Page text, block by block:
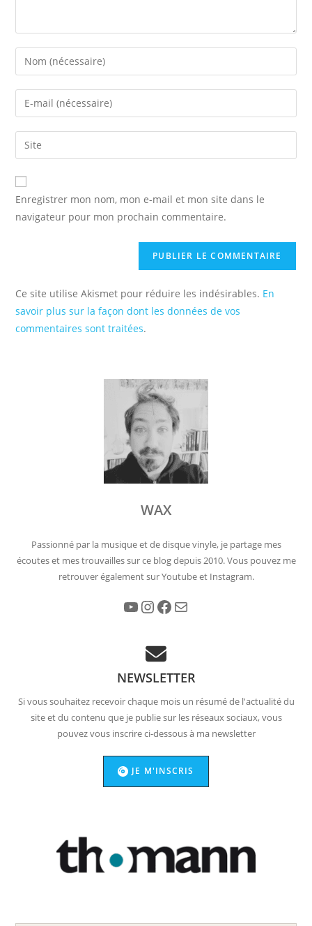
Enter
your
name
comment
Enter
your
email
address
comment
Saisir
l’URL
de
votre
(facultatif)
Enregistrer mon nom, mon e-mail et mon site dans le
navigateur pour mon prochain commentaire.
Ce site utilise Akismet pour réduire les indésirables. En
savoir plus sur la façon dont les données de vos
commentaires sont traitées.
WAX
Passionné par la musique et de disque vinyle, je partage mes
écoutes et mes trouvailles sur ce blog depuis 2010. Vous pouvez me
retrouver également sur Youtube et Instagram.
YouTube Instagram Facebook
NEWSLETTER
Si vous souhaitez recevoir chaque mois un résumé de l'actualité du
site et du contenu que je publie sur les réseaux sociaux, vous
pouvez vous inscrire ci-dessous à ma newsletter
JE M'INSCRIS